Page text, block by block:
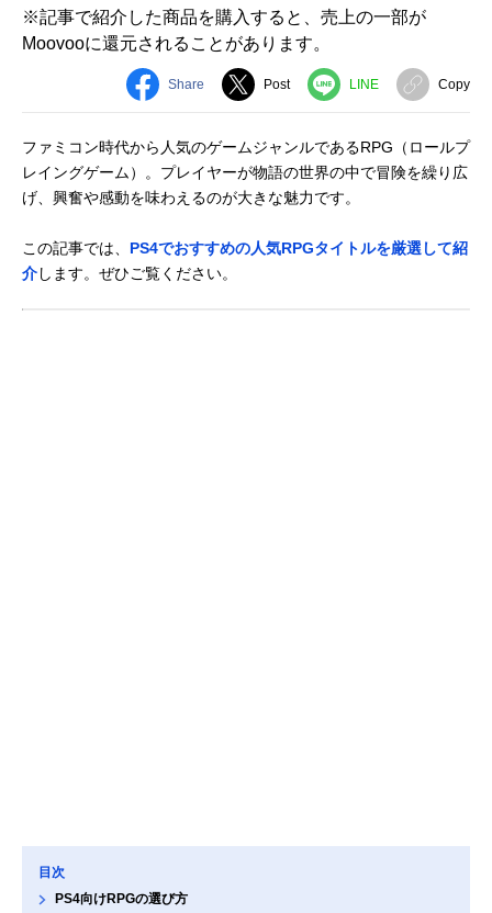
※記事で紹介した商品を購入すると、売上の一部が
Moovooに還元されることがあります。
Share Post LINE Copy
ファミコン時代から人気のゲームジャンルであるRPG（ロールプ
レイングゲーム）。プレイヤーが物語の世界の中で冒険を繰り広
げ、興奮や感動を味わえるのが大きな魅力です。
この記事では、 PS4でおすすめの人気RPGタイトルを厳選して紹
介します。ぜひご覧ください。
目次
PS4向けRPGの選び方